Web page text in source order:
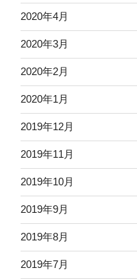
2020年4月
2020年3月
2020年2月
2020年1月
2019年12月
2019年11月
2019年10月
2019年9月
2019年8月
2019年7月